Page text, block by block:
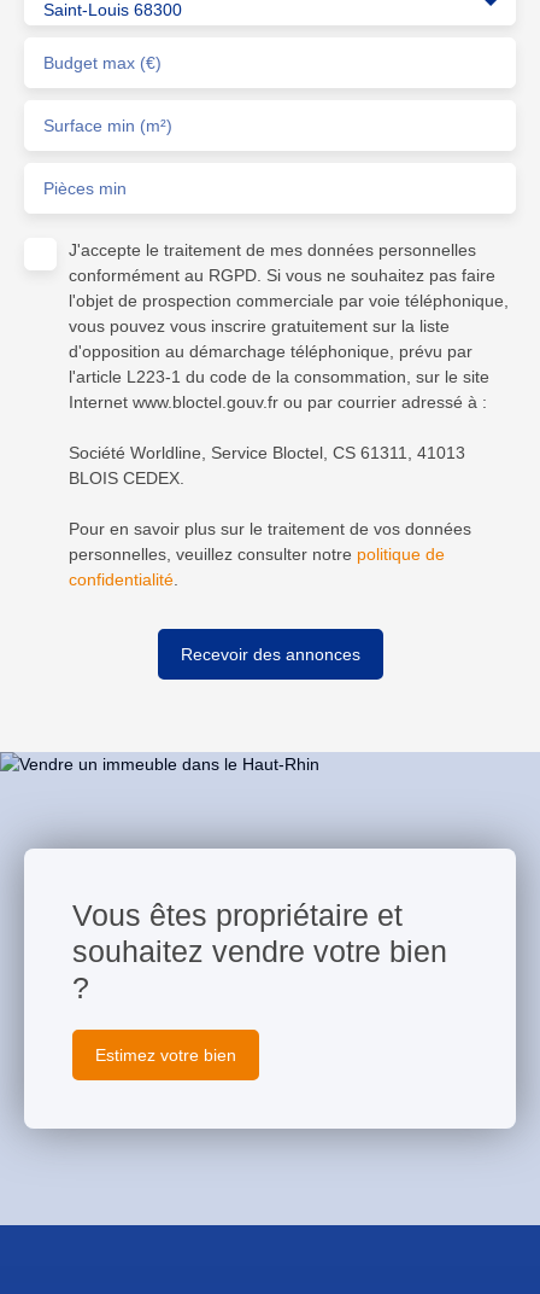
Saint-Louis 68300
Budget max (€)
Surface min (m²)
Pièces min
J'accepte le traitement de mes données personnelles
conformément au RGPD. Si vous ne souhaitez pas faire
l'objet de prospection commerciale par voie téléphonique,
vous pouvez vous inscrire gratuitement sur la liste
d'opposition au démarchage téléphonique, prévu par
l'article L223-1 du code de la consommation, sur le site
Internet www.bloctel.gouv.fr ou par courrier adressé à :
Société Worldline, Service Bloctel, CS 61311, 41013
BLOIS CEDEX.
Pour en savoir plus sur le traitement de vos données
personnelles, veuillez consulter notre politique de
confidentialité.
Recevoir des annonces
Vous êtes propriétaire et
souhaitez vendre votre bien
?
Estimez votre bien